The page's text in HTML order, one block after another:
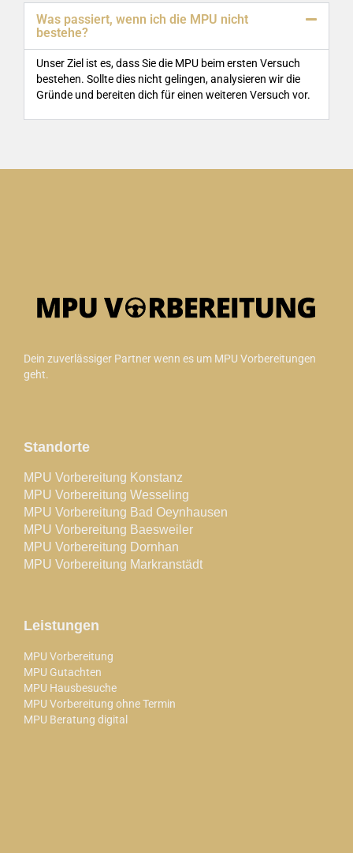
Was passiert, wenn ich die MPU nicht
bestehe?
Unser Ziel ist es, dass Sie die MPU beim ersten Versuch
bestehen. Sollte dies nicht gelingen, analysieren wir die
Gründe und bereiten dich für einen weiteren Versuch vor.
Dein zuverlässiger Partner wenn es um MPU Vorbereitungen
geht.
Standorte
MPU Vorbereitung Konstanz
MPU Vorbereitung Wesseling
MPU Vorbereitung Bad Oeynhausen
MPU Vorbereitung Baesweiler
MPU Vorbereitung Dornhan
MPU Vorbereitung Markranstädt
Leistungen
MPU Vorbereitung
MPU Gutachten
MPU Hausbesuche
MPU Vorbereitung ohne Termin
MPU Beratung digital